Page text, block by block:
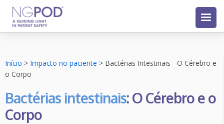
Início > Impacto no paciente > Bactérias Intestinais - O Cérebro e
o Corpo
Bactérias intestinais: O Cérebro e o
Corpo